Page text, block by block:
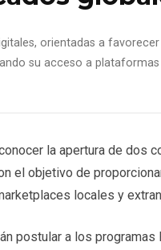
orientadas a
su acceso a
la apertura de dos
el objetivo de
locales y
postular a los